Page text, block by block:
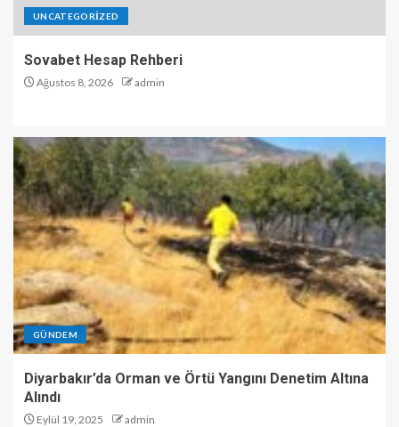
UNCATEGORIZED
Sovabet Hesap Rehberi
Ağustos 8, 2026 admin
GÜNDEM
Diyarbakır’da Orman ve Örtü Yangını Denetim Altına
Alındı
Eylül 19, 2025 admin